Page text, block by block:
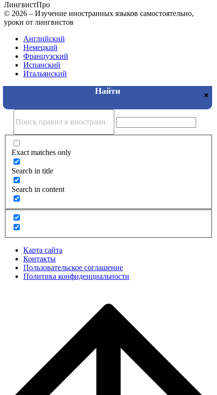
ЛингвистПро
© 2026 – Изучение иностранных языков самостоятельно,
уроки от лингвистов
Английский
Немецкий
Французский
Испанский
Итальянский
Exact matches only
Search in title
Search in content
Карта сайта
Контакты
Пользовательское соглашение
Политика конфиденциальности